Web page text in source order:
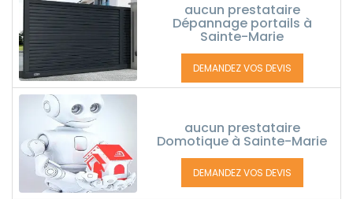
aucun prestataire
Dépannage portails à
Sainte-Marie
DEMANDEZ VOS DEVIS
aucun prestataire
Domotique à Sainte-Marie
DEMANDEZ VOS DEVIS